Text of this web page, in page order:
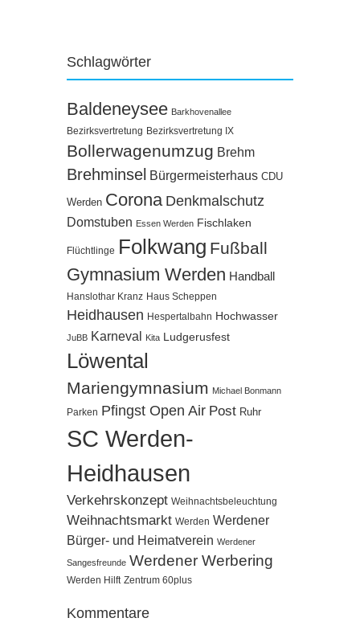
Schlagwörter
Baldeneysee Barkhovenallee
Bezirksvertretung Bezirksvertretung IX
Bollerwagenumzug Brehm
Brehminsel Bürgermeisterhaus CDU
Werden Corona Denkmalschutz
Domstuben Essen Werden Fischlaken
Flüchtlinge Folkwang Fußball
Gymnasium Werden Handball
Hanslothar Kranz Haus Scheppen
Heidhausen Hespertalbahn Hochwasser
JuBB Karneval Kita Ludgerusfest
Löwental
Mariengymnasium Michael Bonmann
Parken Pfingst Open Air Post Ruhr
SC Werden-
Heidhausen
Verkehrskonzept Weihnachtsbeleuchtung
Weihnachtsmarkt Werden Werdener
Bürger- und Heimatverein Werdener
Sangesfreunde Werdener Werbering
Werden Hilft Zentrum 60plus
Kommentare